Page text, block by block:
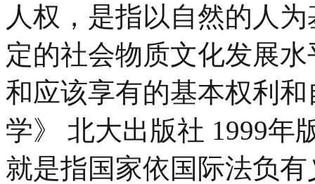
人权，是指以自然的人
定的社会物质文化发展
和应该享有的基本权利
学》 北大出版社 1999
就是指国家依国际法负